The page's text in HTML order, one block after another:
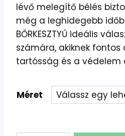
lévő melegítő bélés
még a leghidegebb
BŐRKESZTYŰ ideális
számára, akiknek fontos
tartósság és a védelem
Méret